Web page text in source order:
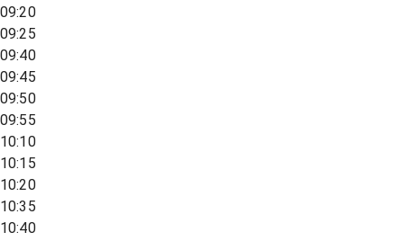
09:20
09:25
09:40
09:45
09:50
09:55
10:10
10:15
10:20
10:35
10:40